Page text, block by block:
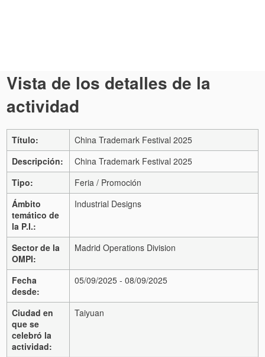
Vista de los detalles de la
actividad
Título:
China Trademark Festival 2025
Descripción:
China Trademark Festival 2025
Tipo:
Feria / Promoción
Ámbito
temático de
la P.I.:
Industrial Designs
Sector de la
OMPI:
Madrid Operations Division
Fecha
desde:
05/09/2025 - 08/09/2025
Ciudad en
que se
celebró la
actividad:
Taiyuan